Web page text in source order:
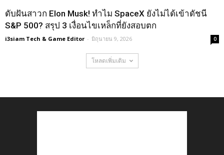
ดับฝันสาวก Elon Musk! ทำไม SpaceX ยังไม่ได้เข้าดัชนี
S&P 500? สรุป 3 เงื่อนไขเหล็กที่ยังสอบตก
i3siam Tech & Game Editor - มิถุนายน 9, 2026 0
โหลดเพิ่มเติม